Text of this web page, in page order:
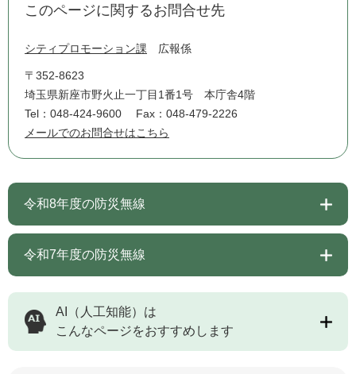
このページに関するお問合せ先
シティプロモーション課 広報係
〒352-8623
埼玉県新座市野火止一丁目1番1号 本庁舎4階
Tel：048-424-9600
Fax：048-479-2226
メールでのお問合せはこちら
令和8年度の防災無線
令和7年度の防災無線
AI（人工知能）は
こんなページをおすすめします